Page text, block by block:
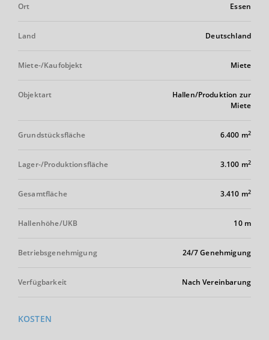
Ort Essen
Land Deutschland
Miete-/Kaufobjekt Miete
Objektart
Hallen/Produktion zur
Miete
Grundstücksfläche 6.400 m2
Lager-/Produktionsfläche 3.100 m2
Gesamtfläche 3.410 m2
Hallenhöhe/UKB 10 m
Betriebsgenehmigung 24/7 Genehmigung
Verfügbarkeit Nach Vereinbarung
KOSTEN